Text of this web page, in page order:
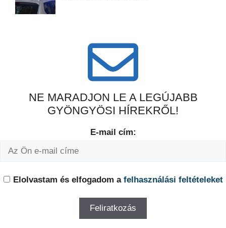
NE MARADJON LE A LEGÚJABB
GYÖNGYÖSI HÍREKRŐL!
E-mail cím:
Elolvastam és elfogadom a felhasználási feltételeket